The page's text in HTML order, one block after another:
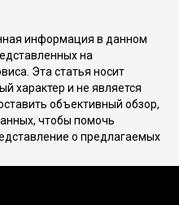
информация в данном
на
Эта статья носит
характер и не является
объективный обзор,
чтобы помочь
о предлагаемых